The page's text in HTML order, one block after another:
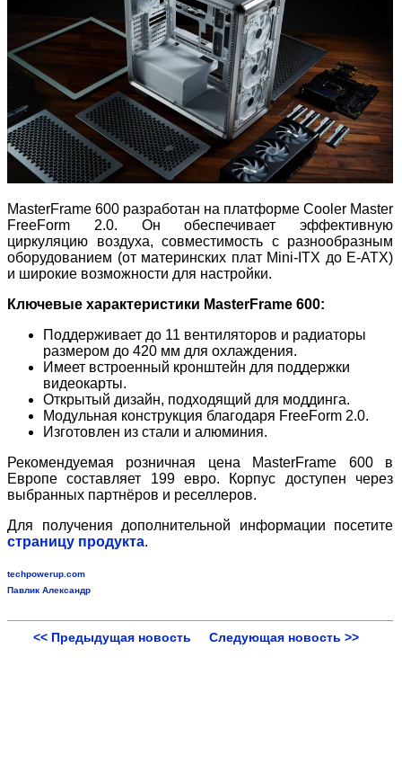
MasterFrame 600 разработан на платформе Cooler Master
FreeForm 2.0. Он обеспечивает эффективную
циркуляцию воздуха, совместимость с разнообразным
оборудованием (от материнских плат Mini-ITX до E-ATX)
и широкие возможности для настройки.
Ключевые характеристики MasterFrame 600:
Поддерживает до 11 вентиляторов и радиаторы
размером до 420 мм для охлаждения.
Имеет встроенный кронштейн для поддержки
видеокарты.
Открытый дизайн, подходящий для моддинга.
Модульная конструкция благодаря FreeForm 2.0.
Изготовлен из стали и алюминия.
Рекомендуемая розничная цена MasterFrame 600 в
Европе составляет 199 евро. Корпус доступен через
выбранных партнёров и реселлеров.
Для получения дополнительной информации посетите
страницу продукта.
techpowerup.com
Павлик Александр
<< Предыдущая новость Следующая новость >>